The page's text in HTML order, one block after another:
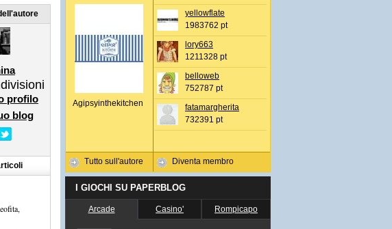
profilo
blog
Agipsyinthekitchen
Tutto sull'autore
yellowflate
1983762 pt
lory663
1211328 pt
belloweb
752787 pt
fatamargherita
732391 pt
Diventa membro
I GIOCHI SU PAPERBLOG
Arcade Casino' Rompicapo